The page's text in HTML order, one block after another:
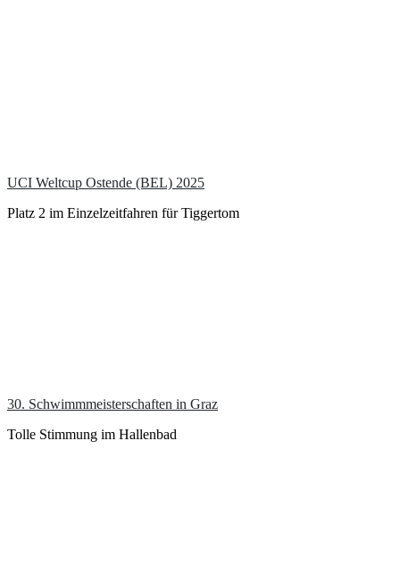
UCI Weltcup Ostende (BEL) 2025
Platz 2 im Einzelzeitfahren für Tiggertom
30. Schwimmmeisterschaften in Graz
Tolle Stimmung im Hallenbad